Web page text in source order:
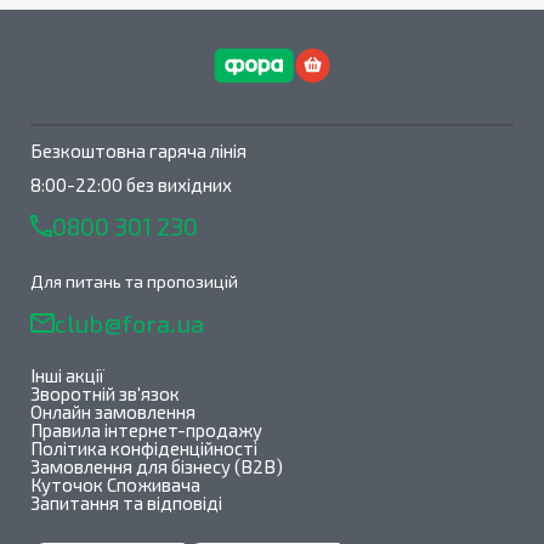
Безкоштовна гаряча лінія
8:00-22:00 без вихідних
0800 301 230
Для питань та пропозицій
club@fora.ua
Інші акції
Зворотній зв'язок
Онлайн замовлення
Правила інтернет-продажу
Політика конфіденційності
Замовлення для бізнесу (B2B)
Куточок Споживача
Запитання та відповіді